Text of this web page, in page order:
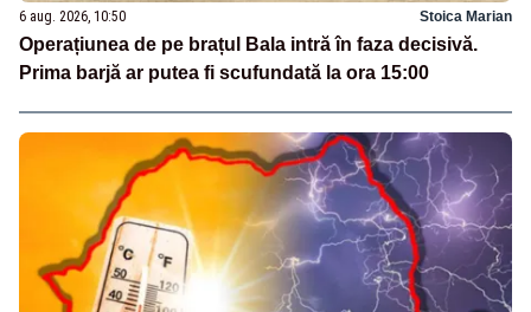
6 aug. 2026, 10:50 Stoica Marian
Operațiunea de pe brațul Bala intră în faza decisivă.
Prima barjă ar putea fi scufundată la ora 15:00